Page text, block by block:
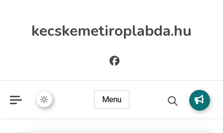
kecskemetiroplabda.hu
Menu